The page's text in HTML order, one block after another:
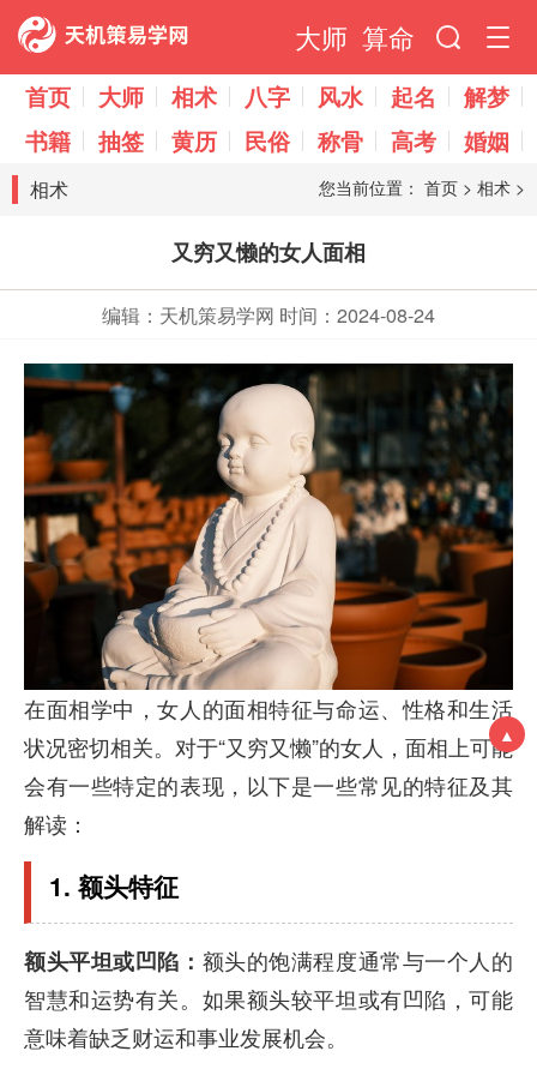
大师 算命
首页 大师 相术 八字 风水 起名
解梦
书籍
抽签 黄历 民俗 称骨 高考 婚姻
相术 您当前位置： 首页 > 相术 >
又穷又懒的女人面相
编辑：天机策易学网 时间：2024-08-24
在面相学中，女人的面相特征与命运、性格和生活
状况密切相关。对于“又穷又懒”的女人，面相上可能
会有一些特定的表现，以下是一些常见的特征及其
解读：
1. 额头特征
额头平坦或凹陷： 额头的饱满程度通常与一个人的
智慧和运势有关。如果额头较平坦或有凹陷，可能
意味着缺乏财运和事业发展机会。
▲